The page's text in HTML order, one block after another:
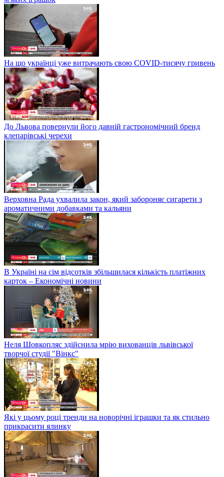
На що українці уже витрачають свою COVID-тисячу гривень
До Львова повернули його давній гастрономічний бренд
клепарівські черехи
Верховна Рада ухвалила закон, який забороняє сигарети з
ароматичними добавками та кальяни
В Україні на сім відсотків збільшилася кількість платіжних
карток – Економічні новини
Неля Шовкопляс здійснила мрію вихованців львівської
творчої студії "Вінкс"
Які у цьому році тренди на новорічні іграшки та як стильно
прикрасити ялинку